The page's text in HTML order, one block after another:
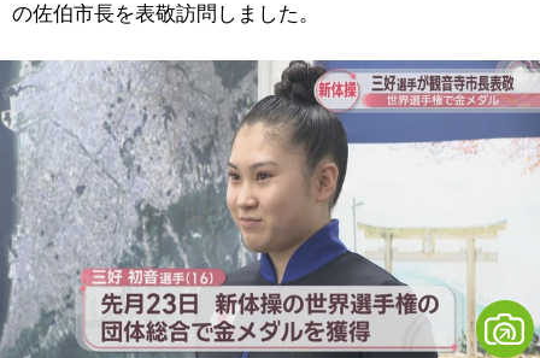
の佐伯市長を表敬訪問しました。